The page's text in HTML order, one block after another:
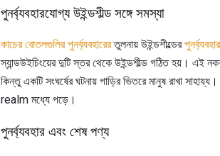
পুনর্ব্যবহারযোগ্য উইন্ডশীল্ড সঙ্গে সমস্যা
কাচের বোতলগুলির পুনর্ব্যবহারেরতুলনায় উইন্ডশীল্ডের
স্যান্ডউইচিংয়ের দুটি স্তর থেকে উইন্ডশীল্ড গঠিত হয়। এই
কিন্তু একটি সংঘর্ষের ঘটনায় গাড়ির ভিতরে মানুষ রাখা
realm মধ্যে পড়ে।
পুনর্ব্যবহার এবং শেষ পণ্য